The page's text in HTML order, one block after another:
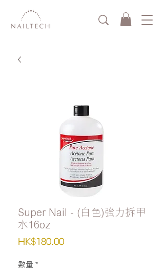
Super Nail - (白色)強力拆甲
水16oz
HK$180.00價
數量 *